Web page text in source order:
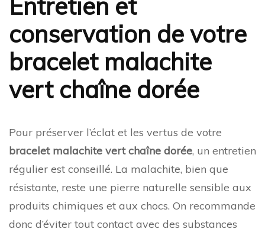
conservation de votre
bracelet malachite
vert chaîne dorée
Pour préserver l’éclat et les vertus de votre
bracelet malachite vert chaîne dorée, un entretien
régulier est conseillé. La malachite, bien que
résistante, reste une pierre naturelle sensible aux
produits chimiques et aux chocs. On recommande
donc d’éviter tout contact avec des substances